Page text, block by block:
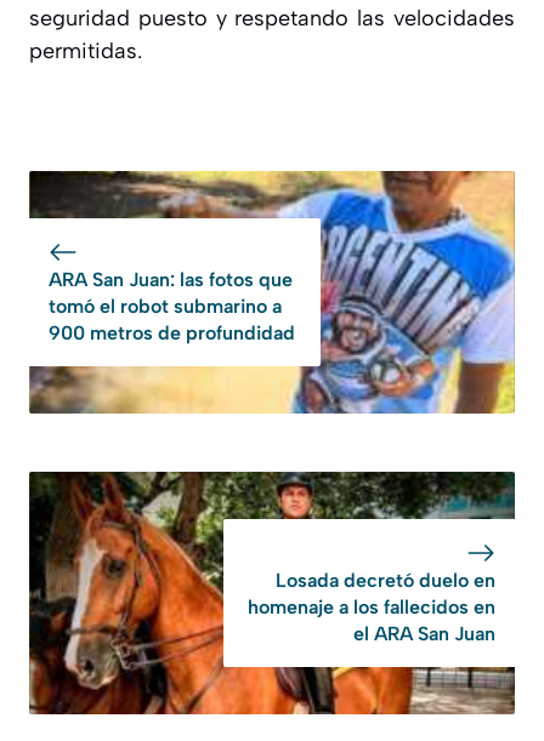
seguridad puesto y respetando las velocidades
permitidas.
ARA San Juan: las fotos que
tomó el robot submarino a
900 metros de profundidad
Losada decretó duelo en
homenaje a los fallecidos en
el ARA San Juan